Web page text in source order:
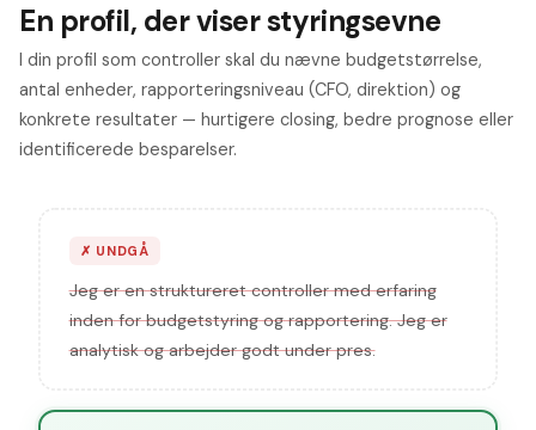
En profil, der viser styringsevne
I din profil som controller skal du nævne budgetstørrelse,
antal enheder, rapporteringsniveau (CFO, direktion) og
konkrete resultater — hurtigere closing, bedre prognose eller
identificerede besparelser.
✗ UNDGÅ
Jeg er en struktureret controller med erfaring
inden for budgetstyring og rapportering. Jeg er
analytisk og arbejder godt under pres.